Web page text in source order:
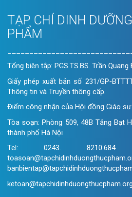
TẠP CHÍ DINH
PHẨM
Tổng biên tập: PGS.TS.BS. Trần Quang
Giấy phép xuất bản số 231/GP-
Thông tin và Truyền thông cấp.
Điểm công nhận của Hội đồng Giáo sư
Tòa soạn: Phòng 509, 48B Tăng Bạt
thành phố Hà Nội
Tel: 0243.